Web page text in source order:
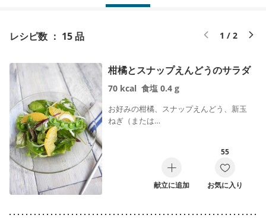
レシピ数 ： 15 品 1 / 2
柑橘とスナップえんどうのサラダ
70 kcal 食塩 0.4 g
お好みの柑橘、スナップえんどう、新玉
ねぎ（または…
献立に追加
55
お気に入り